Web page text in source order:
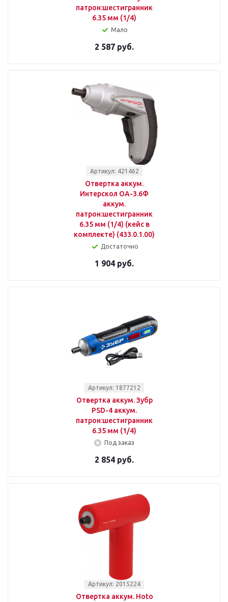
патрон:шестигранник
6.35 мм (1/4)
Мало
2 587 руб.
Артикул: 421462
Отвертка аккум.
Интерскол ОА-3.6Ф
аккум.
патрон:шестигранник
6.35 мм (1/4) (кейс в
комплекте) (433.0.1.00)
Достаточно
1 904 руб.
Артикул: 1877212
Отвертка аккум. Зубр
PSD-4 аккум.
патрон:шестигранник
6.35 мм (1/4)
Под заказ
2 854 руб.
Артикул: 2015224
Отвертка аккум. Hoto